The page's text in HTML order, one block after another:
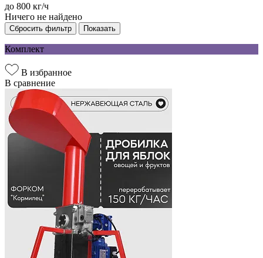
до 800 кг/ч
Ничего не найдено
Сбросить фильтр Показать
Комплект
В избранное
В сравнение